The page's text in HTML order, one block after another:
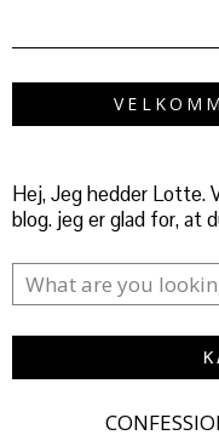
Hej, Jeg hedder Lotte.
blog. jeg er glad for, at